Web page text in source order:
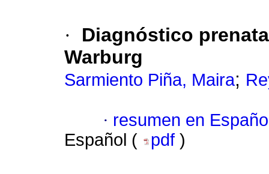
·
Diagnóstico
Warburg
Sarmiento Piña, Maira;
· resumen en
Español (
pdf )